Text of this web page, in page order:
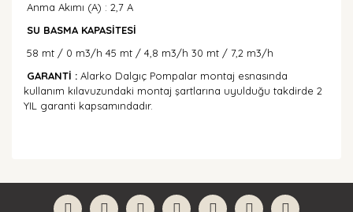
Anma Akımı (A) : 2,7 A
SU BASMA KAPASİTESİ
58 mt / 0 m3/h 45 mt / 4,8 m3/h 30 mt / 7,2 m3/h
GARANTİ : Alarko Dalgıç Pompalar montaj esnasında
kullanım kılavuzundaki montaj şartlarına uyulduğu takdirde 2
YIL garanti kapsamındadır.
formunu kullanarak tarafımıza iletebilirsiniz.
Görüş ve önerileriniz için teşekkür ederiz.